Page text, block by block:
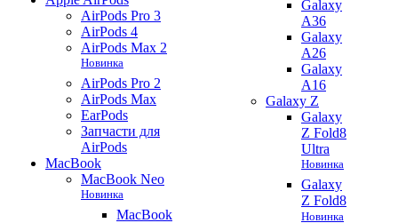
AirPods Pro 3
AirPods 4
AirPods Max 2
Новинка
AirPods Pro 2
AirPods Max
EarPods
Запчасти для
AirPods
MacBook
MacBook Neo
Новинка
MacBook
Galaxy
A36
Galaxy
A26
Galaxy
A16
Galaxy Z
Galaxy
Z Fold8
Ultra
Новинка
Galaxy
Z Fold8
Новинка